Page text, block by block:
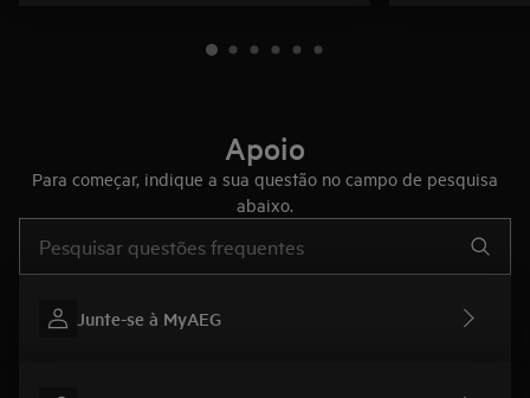
Apoio
Para começar, indique a sua questão no campo de pesquisa
abaixo.
Junte-se à MyAEG